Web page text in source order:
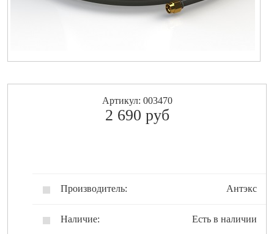
Артикул: 003470
2 690 pуб
Производитель: Антэкс
Наличие: Есть в наличии